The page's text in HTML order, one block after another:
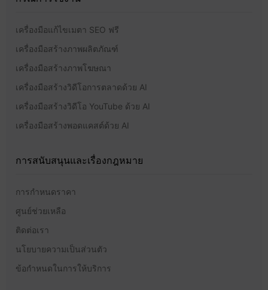
เครื่องมือแก้ไขเมตา SEO ฟรี
เครื่องมือสร้างภาพผลิตภัณฑ์
เครื่องมือสร้างภาพโฆษณา
เครื่องมือสร้างวิดีโอการตลาดด้วย AI
เครื่องมือสร้างวิดีโอ YouTube ด้วย AI
เครื่องมือสร้างพอดแคสต์ด้วย AI
การสนับสนุนและเรื่องกฎหมาย
การกำหนดราคา
ศูนย์ช่วยเหลือ
ติดต่อเรา
นโยบายความเป็นส่วนตัว
ข้อกำหนดในการให้บริการ